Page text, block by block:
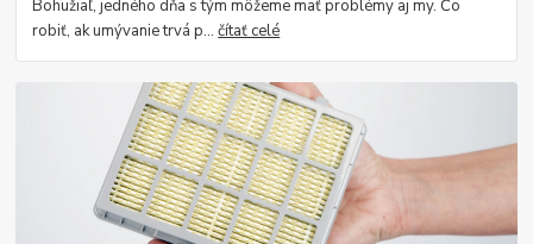
Bohužiaľ, jedného dňa s tým môžeme mať problémy aj my. Čo
robiť, ak umývanie trvá p...čítať celé